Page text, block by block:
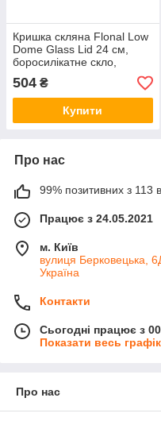
Кришка скляна Flonal Low
Dome Glass Lid 24 см,
боросилікатне скло,
бакеліт Soft Touch, вихід
пари, для сковорідок,
каструль
504 ₴
Купити
Про нас
99% позитивних з 113
Працює з 24.05.2021
м. Київ
вулиця Берковецька,
Україна
Контакти
Сьогодні працює з
Показати весь
Про нас